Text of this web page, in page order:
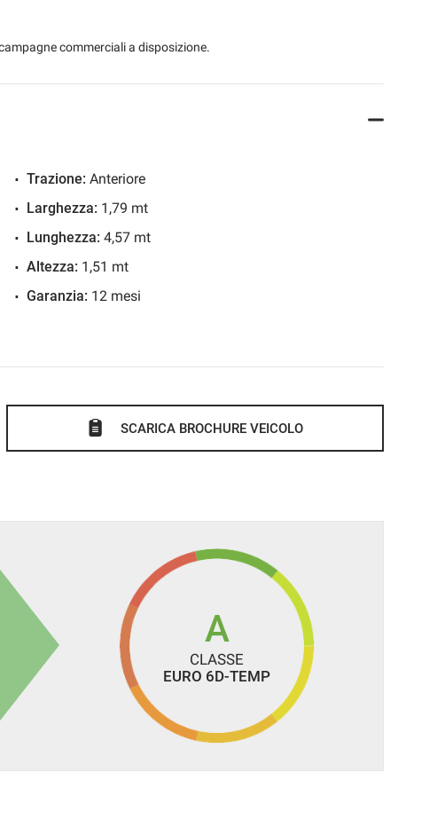
di acquisto da noi firmata.
AFFARI DA INNOCENTI AUTO.
commerciali a disposizione.
Trazione: Anteriore
Larghezza: 1,79 mt
Lunghezza: 4,57 mt
Altezza: 1,51 mt
Garanzia: 12 mesi
SCARICA BROCHURE VEICOLO
A
CLASSE
EURO 6D-TEMP